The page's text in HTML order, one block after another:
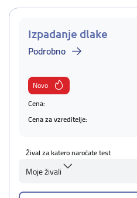
Izpadanje dlake
Podrobno
Novo
Cena:
Cena za vzreditelje:
Žival za katero naročate test
Moje živali